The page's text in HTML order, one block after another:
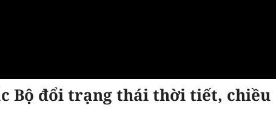
Bộ đổi trạng thái thời tiết, chiều